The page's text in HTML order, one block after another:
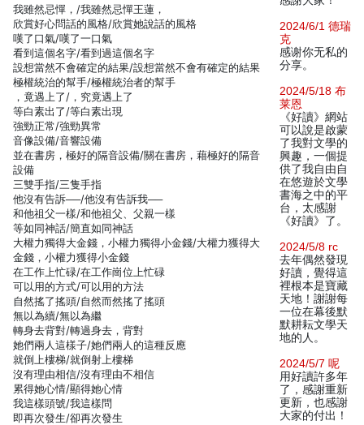
我雖然忌憚，/我雖然忌憚王蓮，
欣賞好心問話的風格/欣賞她說話的風格
嘆了口氣/嘆了一口氣
看到這個名字/看到過這個名字
設想當然不會確定的結果/設想當然不會有確定的結果
極權統治的幫手/極權統治者的幫手
，竟遇上了/，究竟遇上了
等白素出了/等白素出現
強勁正常/強勁異常
音像設備/音響設備
並在書房，極好的隔音設備/關在書房，藉極好的隔音
設備
三雙手指/三隻手指
他沒有告訴──/他沒有告訴我──
和他祖父一樣/和他祖父、父親一樣
等如同神話/簡直如同神話
大權力獨得大金錢，小權力獨得小金錢/大權力獲得大
金錢，小權力獲得小金錢
在工作上忙碌/在工作崗位上忙碌
可以用的方式/可以用的方法
自然搖了搖頭/自然而然搖了搖頭
無以為續/無以為繼
轉身去背對/轉過身去，背對
她們兩人這樣子/她們兩人的這種反應
就倒上樓梯/就倒射上樓梯
沒有理由相信/沒有理由不相信
累得她心情/顯得她心情
我這樣頭號/我這樣問
即再次發生/卻再次發生
2024/6/1 德瑞
克
感谢你无私的
分享。
2024/5/18 布
莱恩
《好讀》網站
可以說是啟蒙
了我對文學的
興趣，一個提
供了我自由自
在悠遊於文學
書海之中的平
台，太感謝
《好讀》了。
2024/5/8 rc
去年偶然發現
好讀，覺得這
裡根本是寶藏
天地！謝謝每
一位在幕後默
默耕耘文學天
地的人。
2024/5/7 呢
用好讀許多年
了，感謝重新
更新，也感謝
大家的付出！